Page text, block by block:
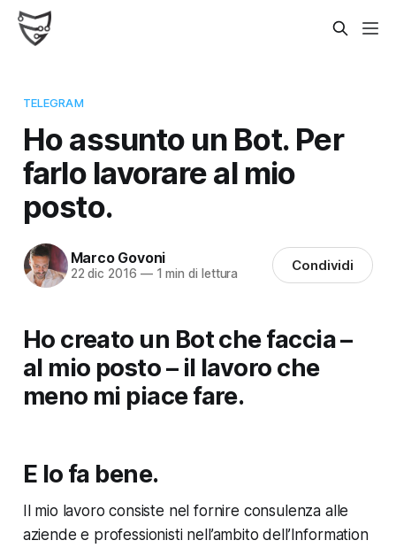
TELEGRAM
Ho assunto un Bot. Per
farlo lavorare al mio
posto.
Marco Govoni
22 dic 2016 —1 min di lettura Condividi
Ho creato un Bot che faccia –
al mio posto – il lavoro che
meno mi piace fare.
E lo fa bene.
Il mio lavoro consiste nel fornire consulenza alle
aziende e professionisti nell’ambito dell’Information